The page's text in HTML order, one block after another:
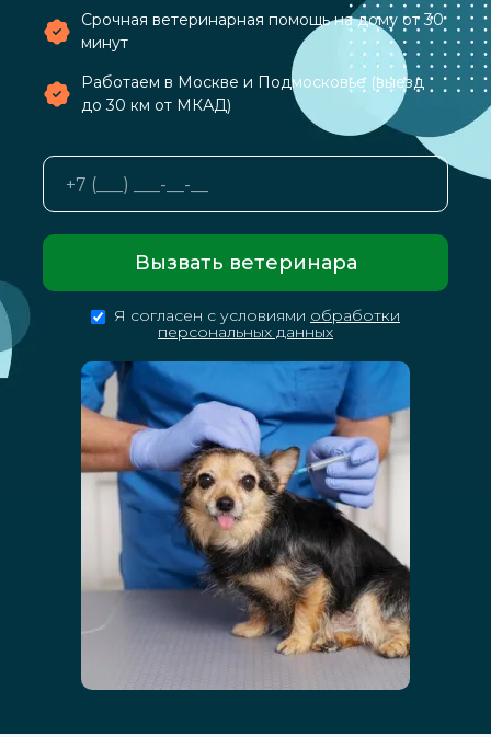
Срочная ветеринарная помощь на дому от 30
минут
Работаем в Москве и Подмосковье (выезд
до 30 км от МКАД)
Вызвать ветеринара
Я согласен с условиями обработки
персональных данных